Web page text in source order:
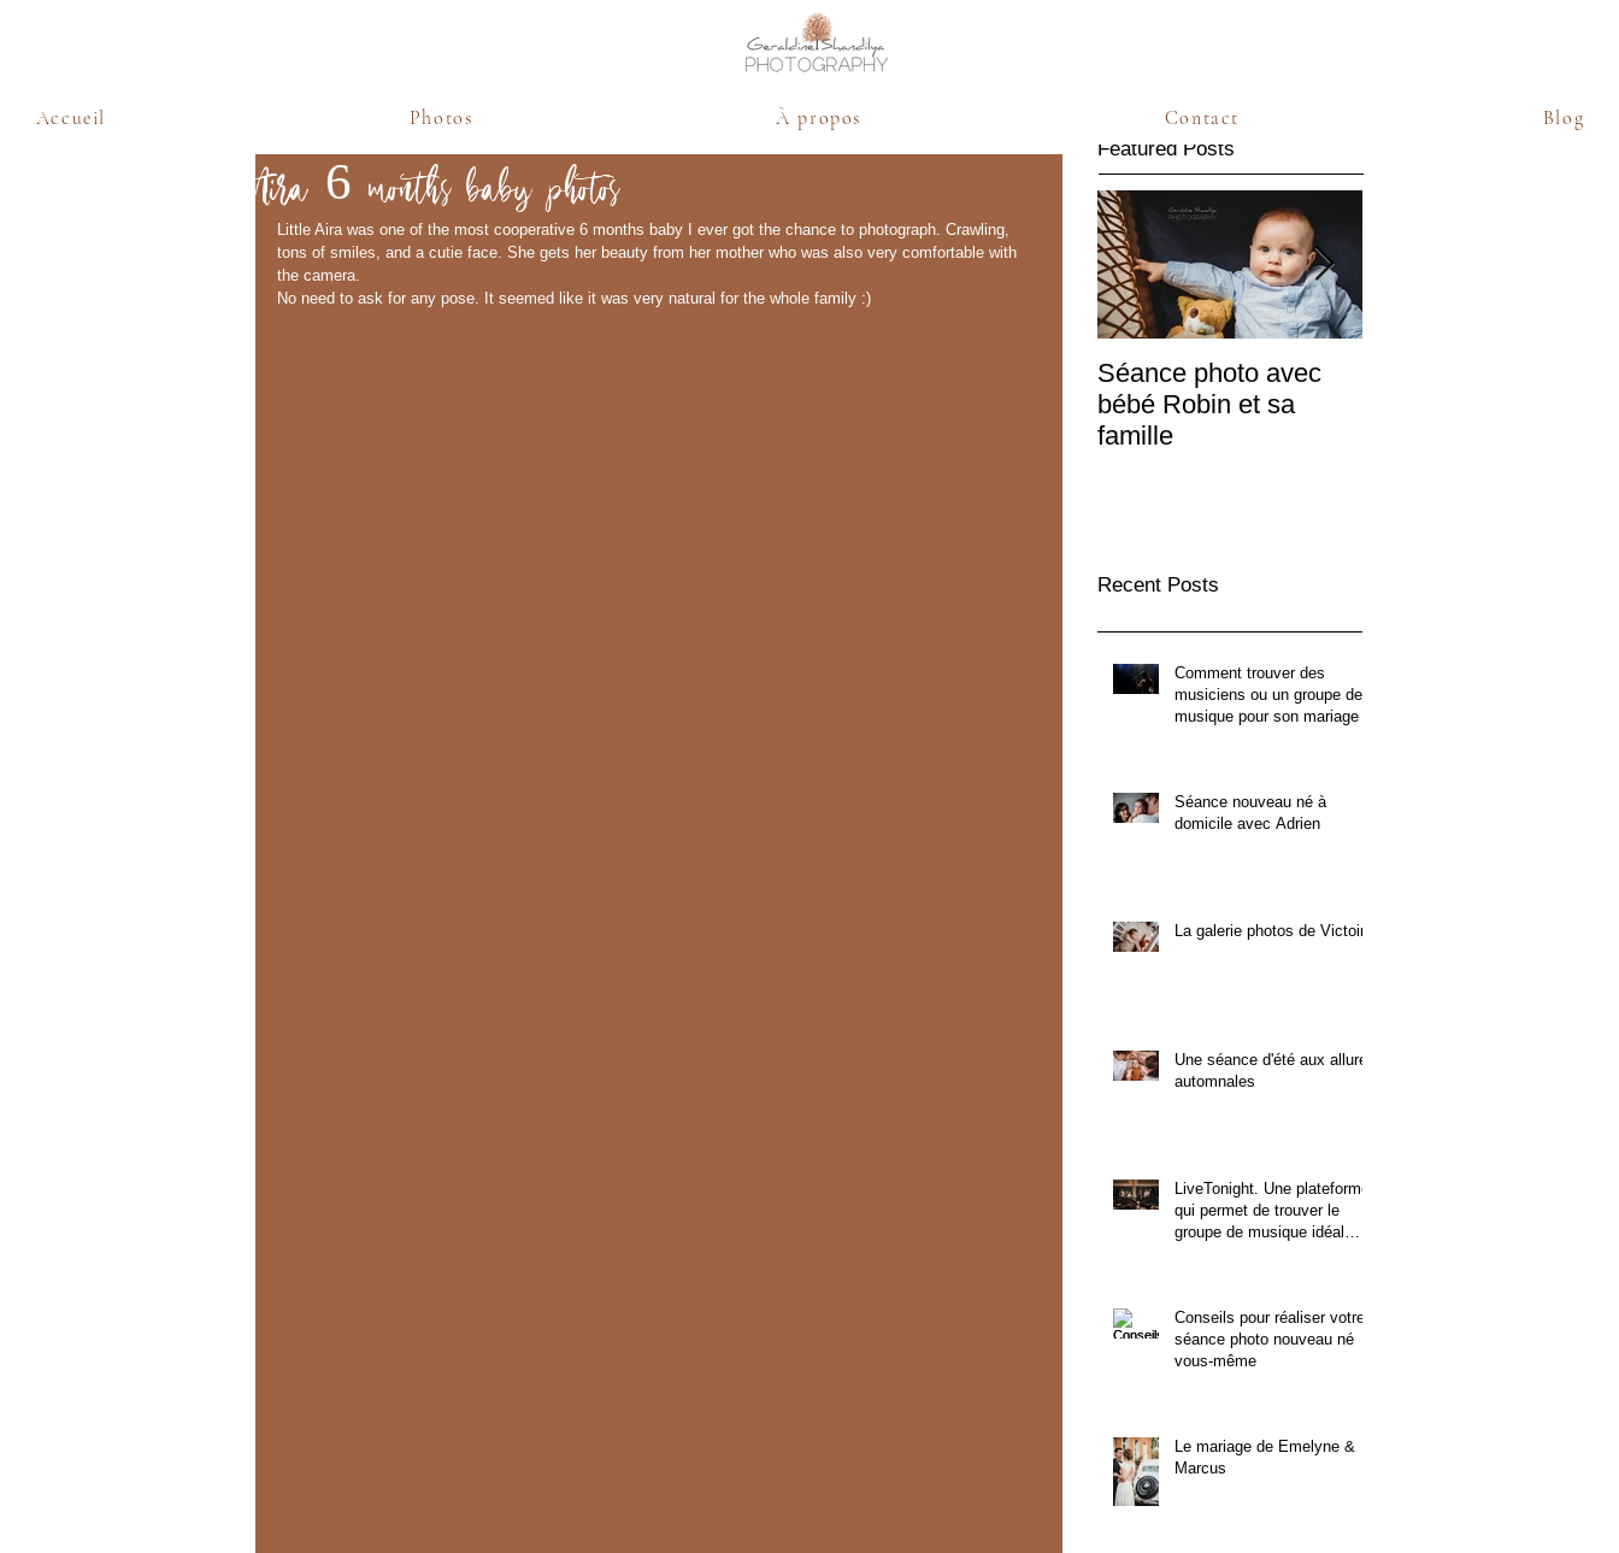
Aira 6 months baby photos
Little Aira was one of the most cooperative 6 months baby I ever got the chance to photograph. Crawling,
tons of smiles, and a cutie face. She gets her beauty from her mother who was also very comfortable with
the camera.
No need to ask for any pose. It seemed like it was very natural for the whole family :)
Featured Posts
Séance photo avec
bébé Robin et sa
famille
Recent Posts
Comment trouver des
musiciens ou un groupe de
musique pour son mariage ?
Séance nouveau né à
domicile avec Adrien
La galerie photos de Victoire
Une séance d'été aux allures
automnales
LiveTonight. Une plateforme
qui permet de trouver le
groupe de musique idéal
Conseils pour réaliser votre
séance photo nouveau né
vous-même
Le mariage de Emelyne &
Marcus
Accueil Photos À propos Contact Blog